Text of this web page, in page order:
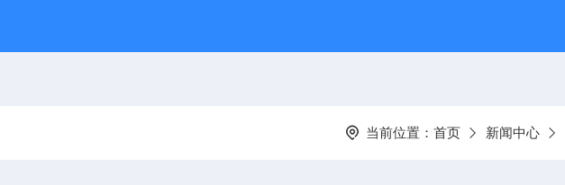
当前位置： 首页 新闻中心